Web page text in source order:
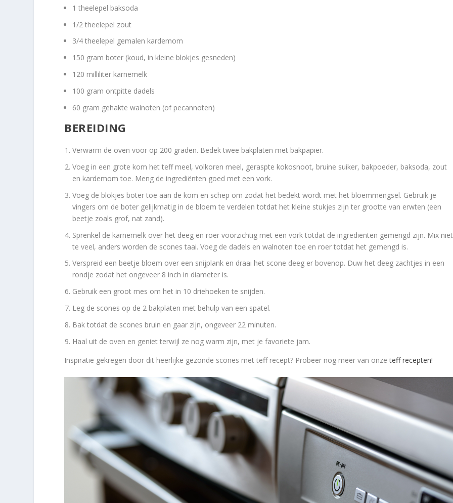
1 theelepel baksoda
1/2 theelepel zout
3/4 theelepel gemalen kardemom
150 gram boter (koud, in kleine blokjes gesneden)
120 milliliter karnemelk
100 gram ontpitte dadels
60 gram gehakte walnoten (of pecannoten)
BEREIDING
Verwarm de oven voor op 200 graden. Bedek twee bakplaten met bakpapier.
Voeg in een grote kom het teff meel, volkoren meel, geraspte kokosnoot, bruine suiker, bakpoeder, baksoda, zout
en kardemom toe. Meng de ingrediënten goed met een vork.
Voeg de blokjes boter toe aan de kom en schep om zodat het bedekt wordt met het bloemmengsel. Gebruik je
vingers om de boter gelijkmatig in de bloem te verdelen totdat het kleine stukjes zijn ter grootte van erwten (een
beetje zoals grof, nat zand).
Sprenkel de karnemelk over het deeg en roer voorzichtig met een vork totdat de ingrediënten gemengd zijn. Mix niet
te veel, anders worden de scones taai. Voeg de dadels en walnoten toe en roer totdat het gemengd is.
Verspreid een beetje bloem over een snijplank en draai het scone deeg er bovenop. Duw het deeg zachtjes in een
rondje zodat het ongeveer 8 inch in diameter is.
Gebruik een groot mes om het in 10 driehoeken te snijden.
Leg de scones op de 2 bakplaten met behulp van een spatel.
Bak totdat de scones bruin en gaar zijn, ongeveer 22 minuten.
Haal uit de oven en geniet terwijl ze nog warm zijn, met je favoriete jam.
Inspiratie gekregen door dit heerlijke gezonde scones met teff recept? Probeer nog meer van onzeteff recepten!